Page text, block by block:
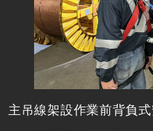
主吊線架設作業前背負